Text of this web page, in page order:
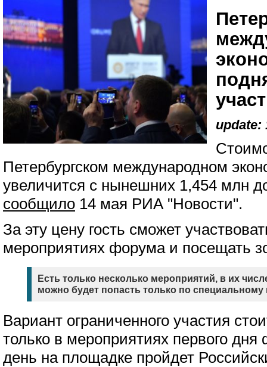
update:
Петербургском международном
увеличится с нынешних 1,454 млн
сообщило 14 мая РИА "Новости".
За эту цену гость сможет
мероприятиях форума и посещать
Есть только несколько мероприятий, в их
можно будет попасть только по
Вариант ограниченного участия
только в мероприятиях первого
день на площадке пройдет